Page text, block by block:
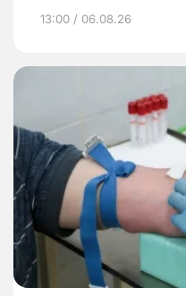
13:00 / 06.08.26